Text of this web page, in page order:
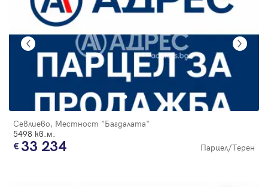
Севлиево, Местност "Багдалата"
5498 кв.м.
33 234 Парцел/Терен